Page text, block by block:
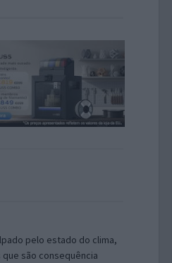
pelo estado do clima,
são consequência